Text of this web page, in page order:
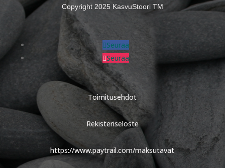
Copyright 2025 KasvuStoori TM
Seuraa
Seuraa
Toimitusehdot
Rekisteriseloste
https://www.paytrail.com/maksutavat